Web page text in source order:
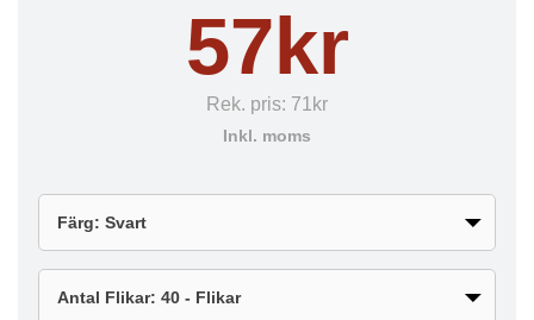
57kr
Rek. pris: 71kr
Inkl. moms